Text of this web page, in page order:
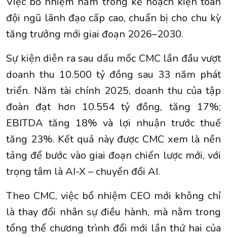
đội ngũ lãnh đạo cấp cao, chuẩn bị cho chu kỳ
tăng trưởng mới giai đoạn 2026–2030.
Sự kiện diễn ra sau dấu mốc CMC lần đầu vượt
doanh thu 10.500 tỷ đồng sau 33 năm phát
triển. Năm tài chính 2025, doanh thu của tập
đoàn đạt hơn 10.554 tỷ đồng, tăng 17%;
EBITDA tăng 18% và lợi nhuận trước thuế
tăng 23%. Kết quả này được CMC xem là nền
tảng để bước vào giai đoạn chiến lược mới, với
trọng tâm là AI-X – chuyển đổi AI.
Theo CMC, việc bổ nhiệm CEO mới không chỉ
là thay đổi nhân sự điều hành, mà nằm trong
tổng thể chương trình đổi mới lần thứ hai của